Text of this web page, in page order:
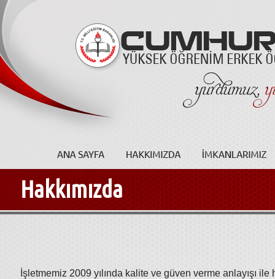
Hakkımızda
İşletmemiz 2009 yılında kalite ve güven verme anlayışı